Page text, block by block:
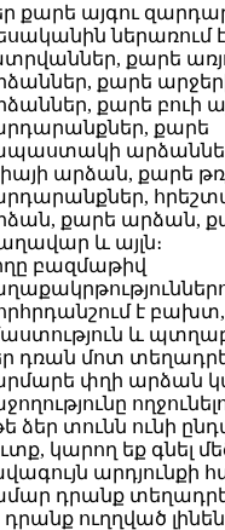
քարե այգու
ներառում
քարե
քարե
քարե բուի
քարե
արձան, քարե
քարե արձան,
և այլն։
բազմաթիվ
է բախտ,
և
դռան մոտ
փղի արձան
ձեր տունն ունի
կարող եք գնել
արդյունքի
դրանք
դրանք ուղղված